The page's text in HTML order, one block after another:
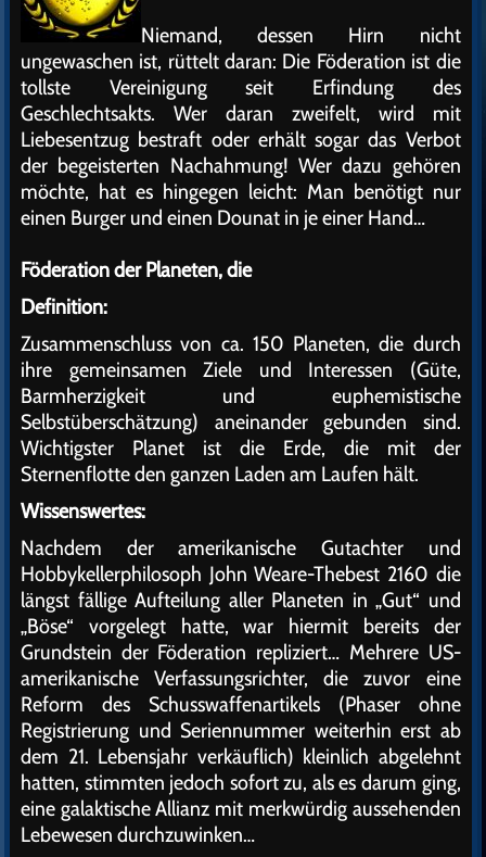
Niemand, dessen Hirn nicht
ungewaschen ist, rüttelt daran: Die Föderation ist die
tollste Vereinigung seit Erfindung des
Geschlechtsakts. Wer daran zweifelt, wird mit
Liebesentzug bestraft oder erhält sogar das Verbot
der begeisterten Nachahmung! Wer dazu gehören
möchte, hat es hingegen leicht: Man benötigt nur
einen Burger und einen Dounat in je einer Hand…
Föderation der Planeten, die
Definition:
Zusammenschluss von ca. 150 Planeten, die durch
ihre gemeinsamen Ziele und Interessen (Güte,
Barmherzigkeit und euphemistische
Selbstüberschätzung) aneinander gebunden sind.
Wichtigster Planet ist die Erde, die mit der
Sternenflotte den ganzen Laden am Laufen hält.
Wissenswertes:
Nachdem der amerikanische Gutachter und
Hobbykellerphilosoph John Weare-Thebest 2160 die
längst fällige Aufteilung aller Planeten in „Gut“ und
„Böse“ vorgelegt hatte, war hiermit bereits der
Grundstein der Föderation repliziert… Mehrere US-
amerikanische Verfassungsrichter, die zuvor eine
Reform des Schusswaffenartikels (Phaser ohne
Registrierung und Seriennummer weiterhin erst ab
dem 21. Lebensjahr verkäuflich) kleinlich abgelehnt
hatten, stimmten jedoch sofort zu, als es darum ging,
eine galaktische Allianz mit merkwürdig aussehenden
Lebewesen durchzuwinken…